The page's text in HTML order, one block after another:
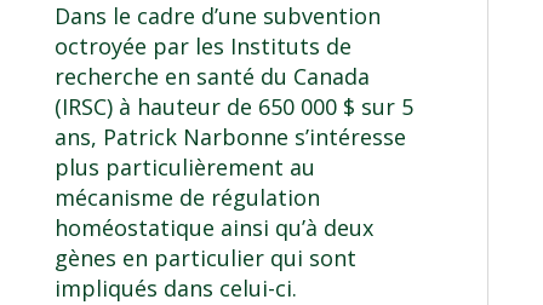
Dans le cadre d’une subvention
octroyée par les Instituts de
recherche en santé du Canada
(IRSC) à hauteur de 650 000 $ sur 5
ans, Patrick Narbonne s’intéresse
plus particulièrement au
mécanisme de régulation
homéostatique ainsi qu’à deux
gènes en particulier qui sont
impliqués dans celui-ci.